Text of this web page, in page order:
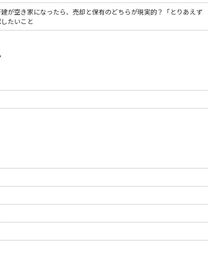
が空き家になったら、売却と保有のどちらが現実的？「とりあえず
たいこと